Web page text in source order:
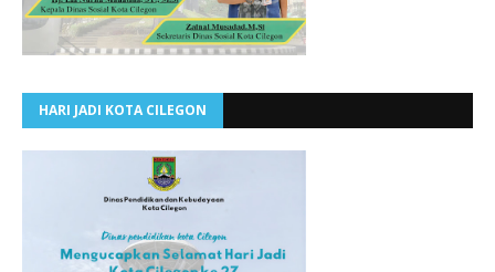
HARI JADI KOTA CILEGON